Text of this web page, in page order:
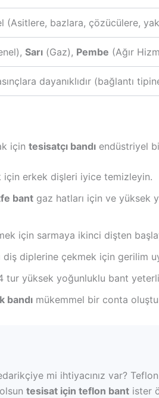
(Asitlere, bazlara, çözücülere,
Sarı (Gaz), Pembe (Ağır
dayanıklıdır (bağlantı
için tesisatçı bandı endüstriyel
için erkek dişleri iyice temizleyin.
bant gaz hatları için ve yüksek
için sarmaya ikinci dişten
diplerine çekmek için gerilim
tur yüksek yoğunluklu bant
bandı mükemmel bir conta
mi ihtiyacınız var? Teflon
tesisat için teflon bant ister